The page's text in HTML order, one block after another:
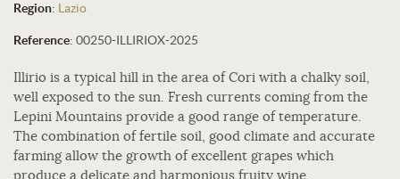
Region: Lazio
Reference: 00250-ILLIRIOX-2025
Illirio is a typical hill in the area of Cori with a chalky soil,
well exposed to the sun. Fresh currents coming from the
Lepini Mountains provide a good range of temperature.
The combination of fertile soil, good climate and accurate
farming allow the growth of excellent grapes which
produce a delicate and harmonious fruity wine.